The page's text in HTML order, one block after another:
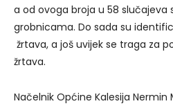
a od ovoga broja u 58 slučajeva
grobnicama. Do sada su
žrtava, a još uvijek se traga za
žrtava.
Načelnik Općine Kalesija Nermin